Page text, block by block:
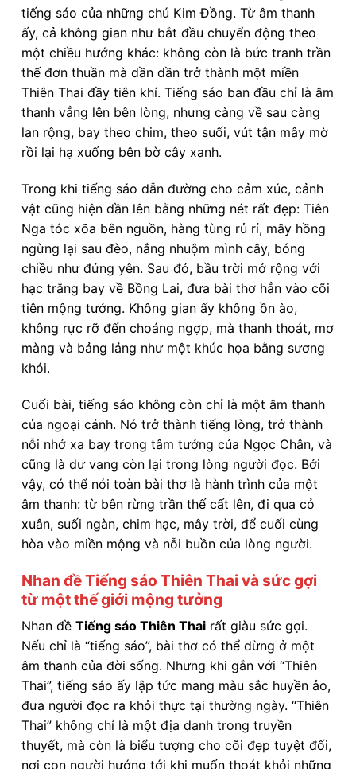
tiếng sáo của những chú Kim Đồng. Từ âm thanh
ấy, cả không gian như bắt đầu chuyển động theo
một chiều hướng khác: không còn là bức tranh trần
thế đơn thuần mà dần dần trở thành một miền
Thiên Thai đầy tiên khí. Tiếng sáo ban đầu chỉ là âm
thanh vẳng lên bên lòng, nhưng càng về sau càng
lan rộng, bay theo chim, theo suối, vút tận mây mờ
rồi lại hạ xuống bên bờ cây xanh.
Trong khi tiếng sáo dẫn đường cho cảm xúc, cảnh
vật cũng hiện dần lên bằng những nét rất đẹp: Tiên
Nga tóc xõa bên nguồn, hàng tùng rủ rỉ, mây hồng
ngừng lại sau đèo, nắng nhuộm mình cây, bóng
chiều như đứng yên. Sau đó, bầu trời mở rộng với
hạc trắng bay về Bồng Lai, đưa bài thơ hẳn vào cõi
tiên mộng tưởng. Không gian ấy không ồn ào,
không rực rỡ đến choáng ngợp, mà thanh thoát, mơ
màng và bảng lảng như một khúc họa bằng sương
khói.
Cuối bài, tiếng sáo không còn chỉ là một âm thanh
của ngoại cảnh. Nó trở thành tiếng lòng, trở thành
nỗi nhớ xa bay trong tâm tưởng của Ngọc Chân, và
cũng là dư vang còn lại trong lòng người đọc. Bởi
vậy, có thể nói toàn bài thơ là hành trình của một
âm thanh: từ bên rừng trần thế cất lên, đi qua cỏ
xuân, suối ngàn, chim hạc, mây trời, để cuối cùng
hòa vào miền mộng và nỗi buồn của lòng người.
Nhan đề Tiếng sáo Thiên Thai và sức gợi
từ một thế giới mộng tưởng
Nhan đề Tiếng sáo Thiên Thai rất giàu sức gợi.
Nếu chỉ là “tiếng sáo”, bài thơ có thể dừng ở một
âm thanh của đời sống. Nhưng khi gắn với “Thiên
Thai”, tiếng sáo ấy lập tức mang màu sắc huyền ảo,
đưa người đọc ra khỏi thực tại thường ngày. “Thiên
Thai” không chỉ là một địa danh trong truyền
thuyết, mà còn là biểu tượng cho cõi đẹp tuyệt đối,
nơi con người hướng tới khi muốn thoát khỏi những